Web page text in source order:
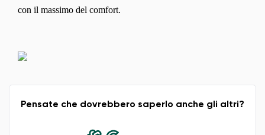
con il massimo del comfort.
Pensate che dovrebbero saperlo anche gli altri?